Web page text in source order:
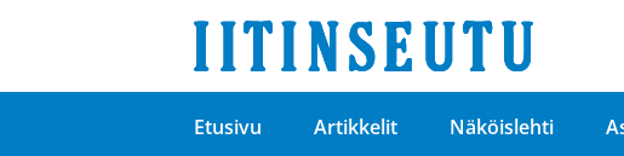
Etusivu Artikkelit Näköislehti